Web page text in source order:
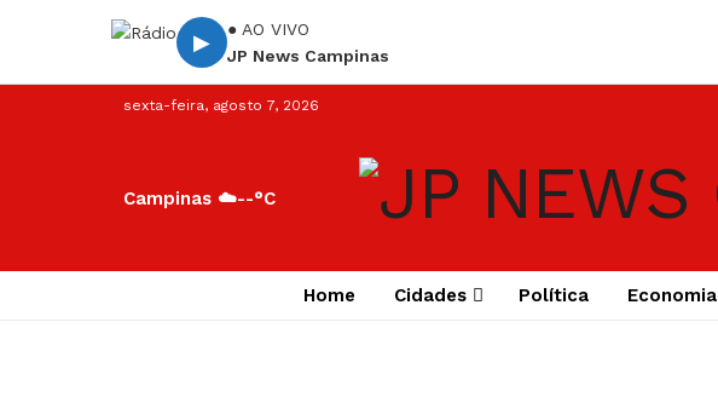
▶
● AO VIVO
JP News Campinas
sexta-feira, agosto 7, 2026
Campinas ☁️--°C
Home Cidades Política Economia